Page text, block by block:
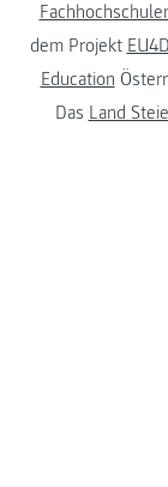
dem Projekt
Education
Das Land